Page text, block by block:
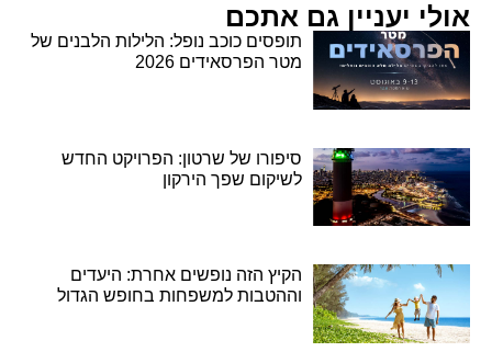
אולי יעניין גם אתכם
תופסים כוכב נופל: הלילות הלבנים של
מטר הפרסאידים 2026
סיפורו של שרטון: הפרויקט החדש
לשיקום שפך הירקון
הקיץ הזה נופשים אחרת: היעדים
וההטבות למשפחות בחופש הגדול